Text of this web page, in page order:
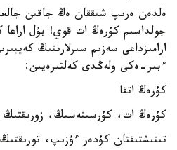
ەلدەن ەرىپ شىققان ەڭ جاقىن
جولداسىم كۇرەڭ ات قوي! بۇل
ارامىزداعى سەزىم سىرلارىنىڭ
ءبىر-ەكى ولەڭدى كەلتىرەيىن:
كۇرەڭ اتقا
كۇرەڭ ات، كۇرسىنەسىڭ، زورىقتىڭ
تىنىشتىقتان كۇدەر ءۇزىپ،